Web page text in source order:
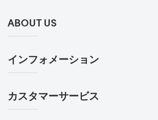
ABOUT US
インフォメーション
カスタマーサービス